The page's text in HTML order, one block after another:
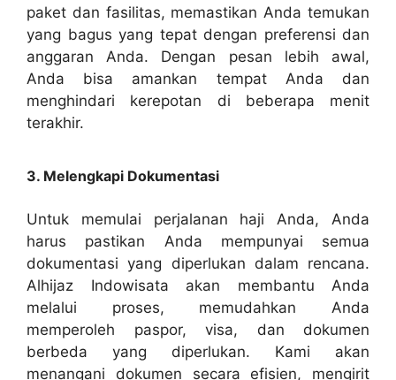
paket dan fasilitas, memastikan Anda temukan
yang bagus yang tepat dengan preferensi dan
anggaran Anda. Dengan pesan lebih awal,
Anda bisa amankan tempat Anda dan
menghindari kerepotan di beberapa menit
terakhir.
3. Melengkapi Dokumentasi
Untuk memulai perjalanan haji Anda, Anda
harus pastikan Anda mempunyai semua
dokumentasi yang diperlukan dalam rencana.
Alhijaz Indowisata akan membantu Anda
melalui proses, memudahkan Anda
memperoleh paspor, visa, dan dokumen
berbeda yang diperlukan. Kami akan
menangani dokumen secara efisien, mengirit